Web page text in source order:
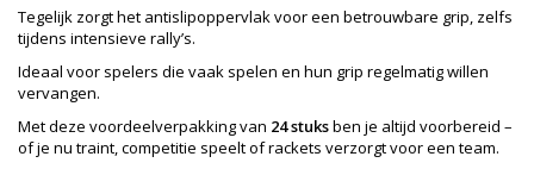
Tegelijk zorgt het antislipoppervlak voor een betrouwbare grip, zelfs
tijdens intensieve rally’s.
Ideaal voor spelers die vaak spelen en hun grip regelmatig willen
vervangen.
Met deze voordeelverpakking van 24 stuksben je altijd voorbereid –
of je nu traint, competitie speelt of rackets verzorgt voor een team.